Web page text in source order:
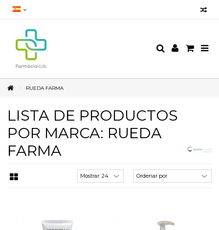
RUEDA FARMA
LISTA DE PRODUCTOS
POR MARCA: RUEDA
FARMA